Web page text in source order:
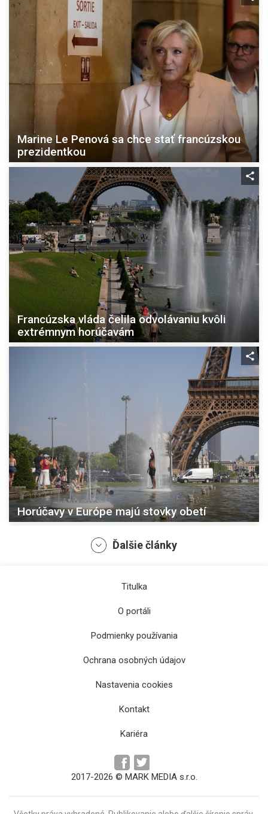
Marine Le Penová sa chce stať francúzskou
prezidentkou
Francúzska vláda čelila odvolávaniu kvôli
extrémnym horúčavám
Horúčavy v Európe majú stovky obetí
Lev XIV. sa na Tenerife stretol s migrantmi a
Ďalšie články
Titulka
O portáli
Podmienky používania
Ochrana osobných údajov
Nastavenia cookies
Kontakt
Kariéra
2017-2026 © MARK MEDIA s.r.o.